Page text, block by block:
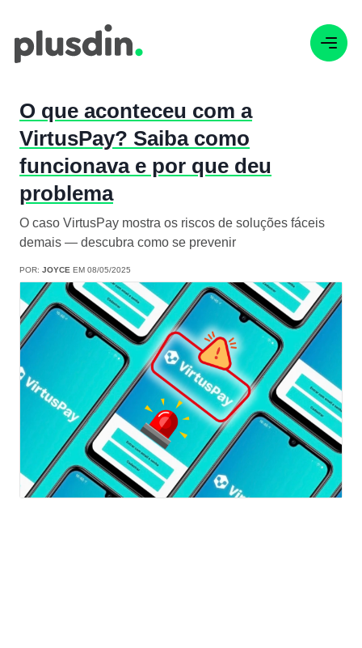
O que aconteceu com a
VirtusPay? Saiba como
funcionava e por que deu
problema
O caso VirtusPay mostra os riscos de soluções fáceis
demais — descubra como se prevenir
POR: JOYCE EM 08/05/2025